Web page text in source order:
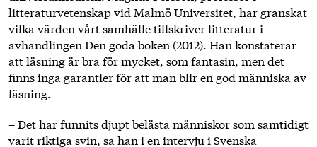
litteraturvetenskap vid Malmö Universitet, har granskat
vilka värden vårt samhälle tillskriver litteratur i
avhandlingen Den goda boken (2012). Han konstaterar
att läsning är bra för mycket, som fantasin, men det
finns inga garantier för att man blir en god människa av
läsning.
– Det har funnits djupt belästa människor som samtidigt
varit riktiga svin, sa han i en intervju i Svenska